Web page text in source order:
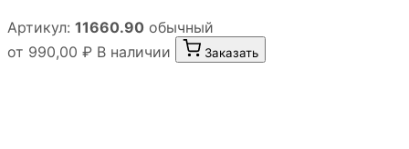
Артикул: 11660.90 обычный
от 990,00 ₽ В наличии Заказать